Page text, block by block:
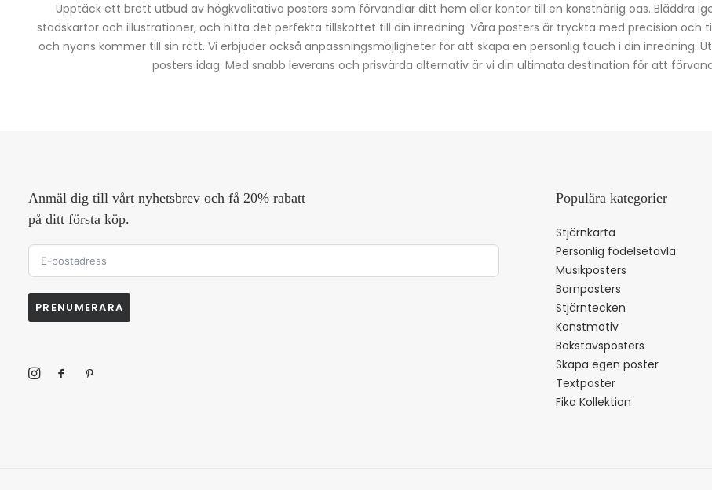
Upptäck ett brett utbud av högkvalitativa posters som förvandlar ditt hem eller kontor till en konstnärlig oas. Bläddra
stadskartor och illustrationer, och hitta det perfekta tillskottet till din inredning. Våra posters är tryckta med precision
och nyans kommer till sin rätt. Vi erbjuder också anpassningsmöjligheter för att skapa en personlig touch i din inredning.
posters idag. Med snabb leverans och prisvärda alternativ är vi din ultimata destination för att
Anmäl dig till vårt nyhetsbrev och få 20% rabatt
på ditt första köp.
PRENUMERARA
Populära kategorier
Stjärnkarta
Personlig födelsetavla
Musikposters
Barnposters
Stjärntecken
Konstmotiv
Bokstavsposters
Skapa egen poster
Textposter
Fika Kollektion